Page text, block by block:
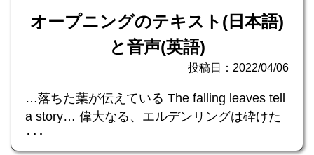
オープニングのテキスト(日本語)
と音声(英語)
投稿日：2022/04/06
…落ちた葉が伝えている The falling leaves tell
a story… 偉大なる、エルデンリングは砕けた
･･･